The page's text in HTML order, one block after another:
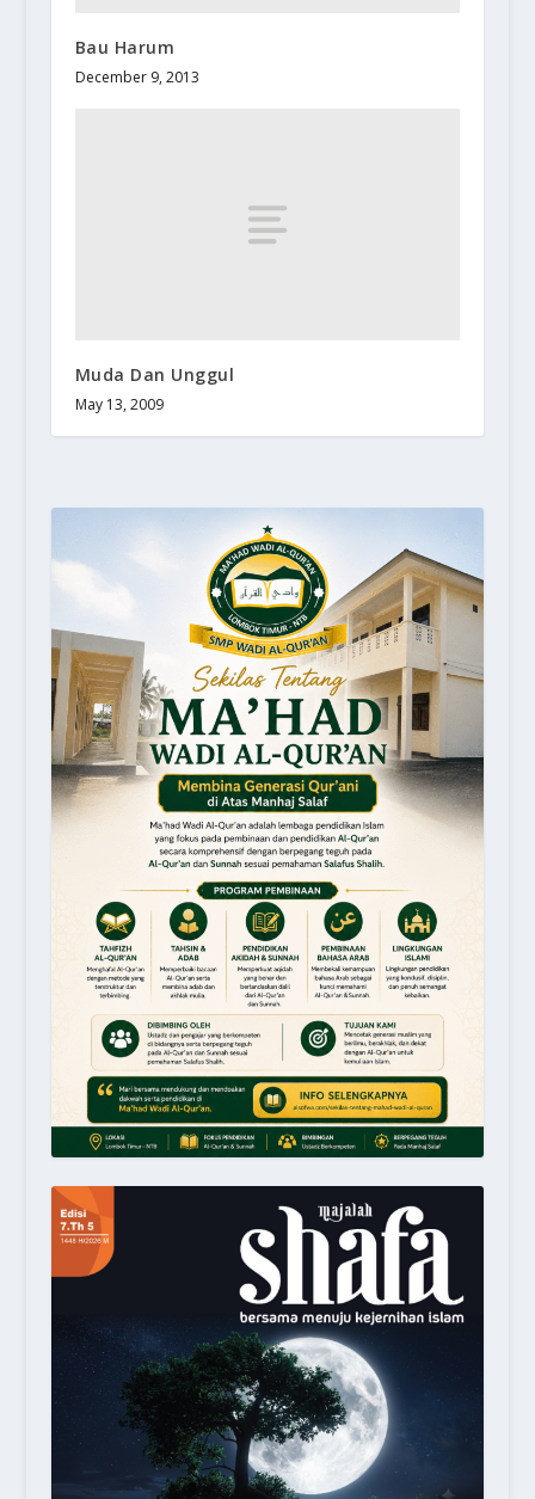
Bau Harum
December 9, 2013
Muda Dan Unggul
May 13, 2009